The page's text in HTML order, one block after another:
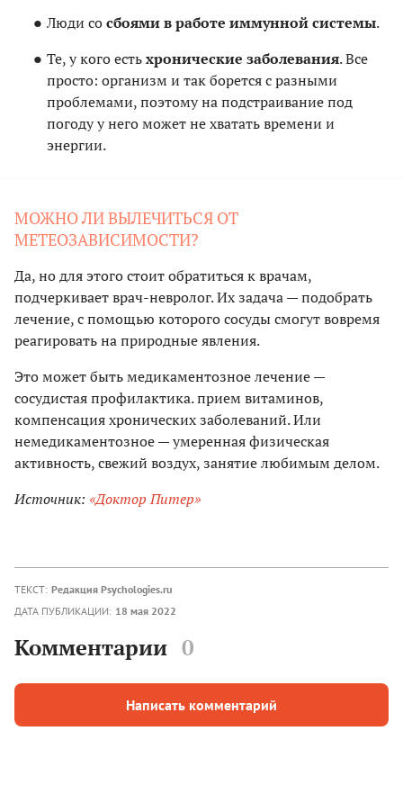
Люди сосбоями в работе иммунной системы.
Те, у кого естьхронические заболевания. Все
просто: организм и так борется с разными
проблемами, поэтому на подстраивание под
погоду у него может не хватать времени и
энергии.
МОЖНО ЛИ ВЫЛЕЧИТЬСЯ ОТ
МЕТЕОЗАВИСИМОСТИ?
Да, но для этого стоит обратиться к врачам,
подчеркивает врач-невролог. Их задача — подобрать
лечение, с помощью которого сосуды смогут вовремя
реагировать на природные явления.
Это может быть медикаментозное лечение —
сосудистая профилактика. прием витаминов,
компенсация хронических заболеваний. Или
немедикаментозное — умеренная физическая
активность, свежий воздух, занятие любимым делом.
Источник: «Доктор Питер»
ТЕКСТ: Редакция Psychologies.ru
ДАТА ПУБЛИКАЦИИ: 18 мая 2022
Комментарии 0
Написать комментарий